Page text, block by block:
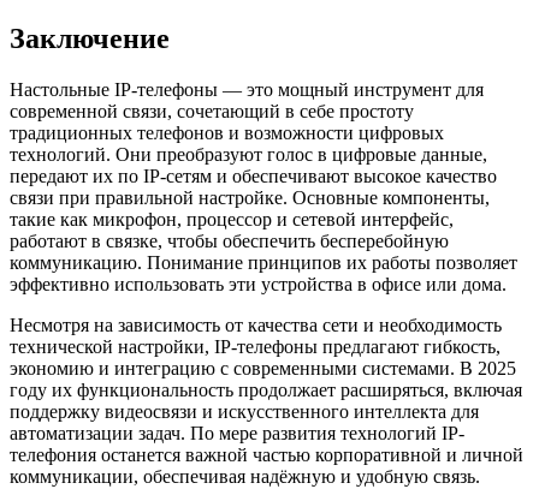
Заключение
Настольные IP-телефоны — это мощный инструмент для
современной связи, сочетающий в себе простоту
традиционных телефонов и возможности цифровых
технологий. Они преобразуют голос в цифровые данные,
передают их по IP-сетям и обеспечивают высокое качество
связи при правильной настройке. Основные компоненты,
такие как микрофон, процессор и сетевой интерфейс,
работают в связке, чтобы обеспечить бесперебойную
коммуникацию. Понимание принципов их работы позволяет
эффективно использовать эти устройства в офисе или дома.
Несмотря на зависимость от качества сети и необходимость
технической настройки, IP-телефоны предлагают гибкость,
экономию и интеграцию с современными системами. В 2025
году их функциональность продолжает расширяться, включая
поддержку видеосвязи и искусственного интеллекта для
автоматизации задач. По мере развития технологий IP-
телефония останется важной частью корпоративной и личной
коммуникации, обеспечивая надёжную и удобную связь.